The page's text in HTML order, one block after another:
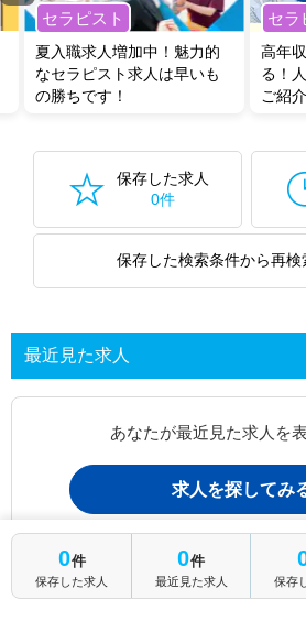
セラピスト
夏入職求人増加中！魅力的
なセラピスト求人は早いも
の勝ちです！
セラ
高年
る！
ご紹
保存した求人
0件
保存した検索条件から再検
最近見た求人
あなたが最近見た求人を
求人を探してみ
最近見た求人一覧ページから
お問い合わせが可能です。
0件
保存した求人
0件
最近見た求人 保存